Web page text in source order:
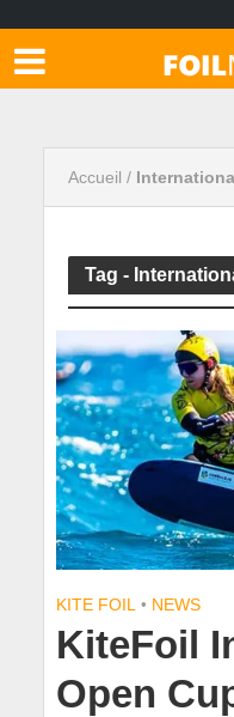
Accueil /
Tag -
KITE FOIL • NEWS
KiteFoil
Open